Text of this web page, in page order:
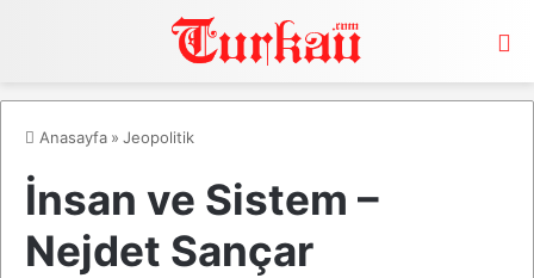
Anasayfa » Jeopolitik
İnsan ve Sistem –
Nejdet Sançar